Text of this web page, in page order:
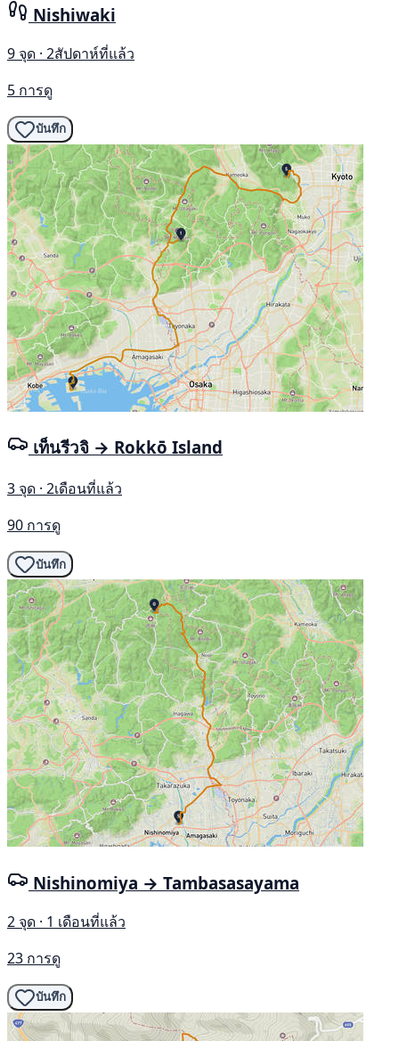
Nishiwaki
9 จุด · 2สัปดาห์ที่แล้ว
5 การดู
บันทึก
เท็นรีวจิ → Rokkō Island
3 จุด · 2เดือนที่แล้ว
90 การดู
บันทึก
Nishinomiya → Tambasasayama
2 จุด · 1 เดือนที่แล้ว
23 การดู
บันทึก